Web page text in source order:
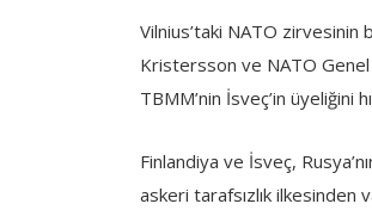
Vilnius’taki NATO zirvesinin
Kristersson ve NATO Genel
TBMM’nin İsveç’in üyeliğini
Finlandiya ve İsveç,
askeri tarafsızlık ilkesinden